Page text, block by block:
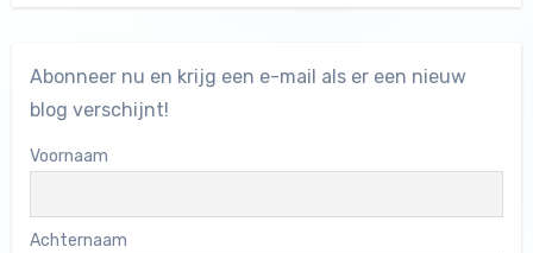
Abonneer nu en krijg een e-mail als er een nieuw
blog verschijnt!
Voornaam
Achternaam